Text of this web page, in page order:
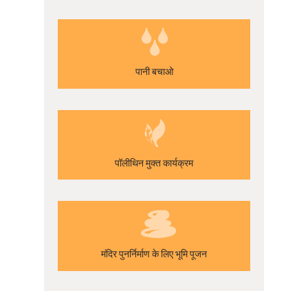
पानी बचाओ
पॉलीथिन मुक्त कार्यक्रम
मंदिर पुनर्निर्माण के लिए भूमि पूजन